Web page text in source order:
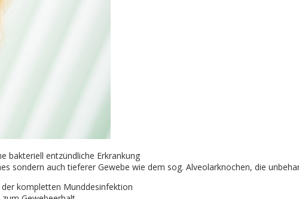
bakteriell entzündliche Erkrankung
sondern auch tieferer Gewebe wie dem sog. Alveolarknochen, die
kompletten Munddesinfektion